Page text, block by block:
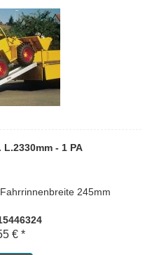
- 1 PA
245mm
€ *